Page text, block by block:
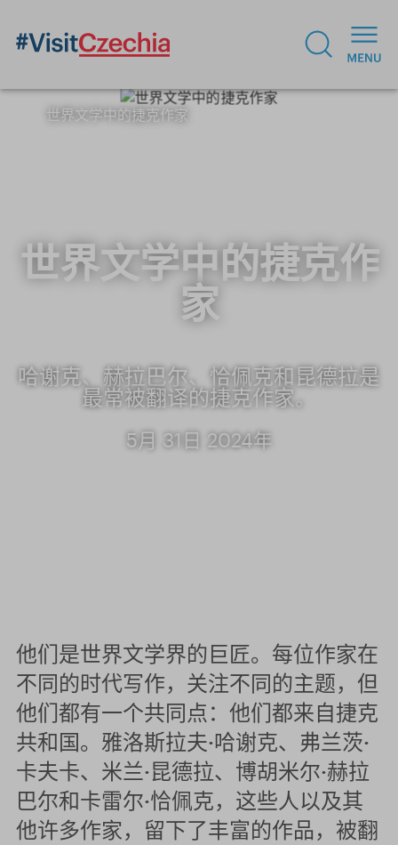
世界文学中的捷克作家
世界文学中的捷克作
家
哈谢克、赫拉巴尔、恰佩克和昆德拉是
最常被翻译的捷克作家。
5月 31日 2024年
他们是世界文学界的巨匠。每位作家在
不同的时代写作，关注不同的主题，但
他们都有一个共同点：他们都来自捷克
共和国。雅洛斯拉夫·哈谢克、弗兰茨·
卡夫卡、米兰·昆德拉、博胡米尔·赫拉
巴尔和卡雷尔·恰佩克，这些人以及其
他许多作家，留下了丰富的作品，被翻